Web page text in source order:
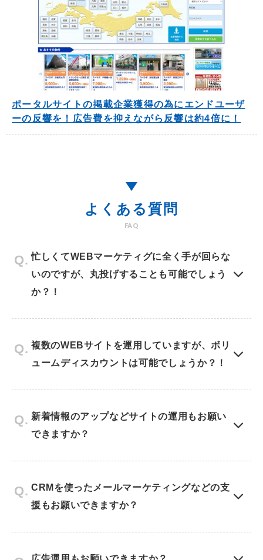
ポータルサイトの掲載企業獲得の為にエンドユーザ
ーの反響を！広告費を抑えながら反響は約4倍に！
よくある質問
FAQ
忙しくてWEBマーケティグに全く手が回らな
いのですが、丸投げすることも可能でしょう
か？！
複数のWEBサイトを運用していますが、ボリ
ュームディスカウントは可能でしょうか？！
新着情報のアップなどサイトの運用もお願い
できますか？
CRMを使ったメールマーケティングなどの支
援もお願いできますか？